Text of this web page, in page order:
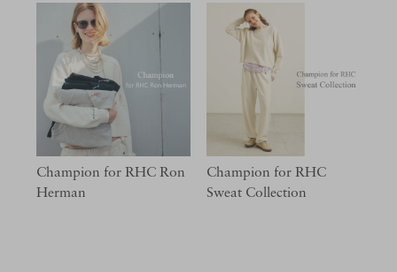
Champion for RHC Ron
Herman
Champion for RHC
Sweat Collection